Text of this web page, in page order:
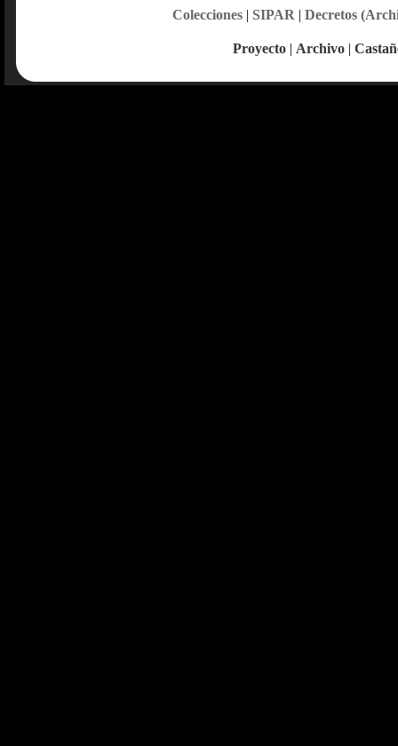
Colecciones| SIPAR | Decretos
Proyecto | Archivo |